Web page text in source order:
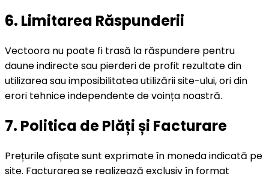
6. Limitarea Răspunderii
Vectoora nu poate fi trasă la răspundere pentru
daune indirecte sau pierderi de profit rezultate din
utilizarea sau imposibilitatea utilizării site-ului, ori din
erori tehnice independente de voința noastră.
7. Politica de Plăți și Facturare
Prețurile afișate sunt exprimate în moneda indicată pe
site. Facturarea se realizează exclusiv în format